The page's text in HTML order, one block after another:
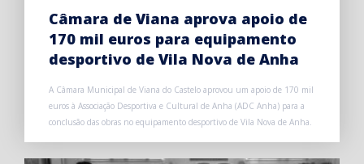
Câmara de Viana aprova apoio de
170 mil euros para equipamento
desportivo de Vila Nova de Anha
A Câmara Municipal de Viana do Castelo aprovou um apoio de 170 mil
euros à Associação Desportiva e Cultural de Anha (ADC Anha) para a
conclusão das obras no equipamento desportivo de Vila Nova de Anha.